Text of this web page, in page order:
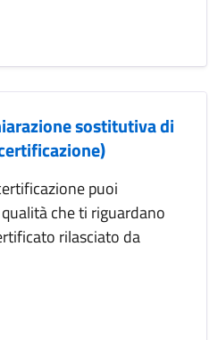
sostitutiva di
puoi
che ti riguardano
rilasciato da